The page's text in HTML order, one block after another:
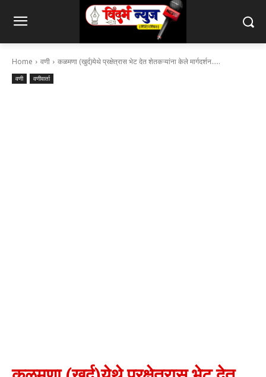
Home वणी कळमणा (खुर्द)येथे प्रक्षेत्रास भेट देत शेतकऱ्यांना केले मार्गदर्शन…..
वणी वणीवार्ता